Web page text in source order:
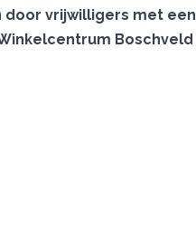
door vrijwilligers met een
Boschveld